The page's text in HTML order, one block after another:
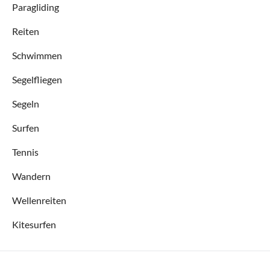
Paragliding
Reiten
Schwimmen
Segelfliegen
Segeln
Surfen
Tennis
Wandern
Wellenreiten
Kitesurfen